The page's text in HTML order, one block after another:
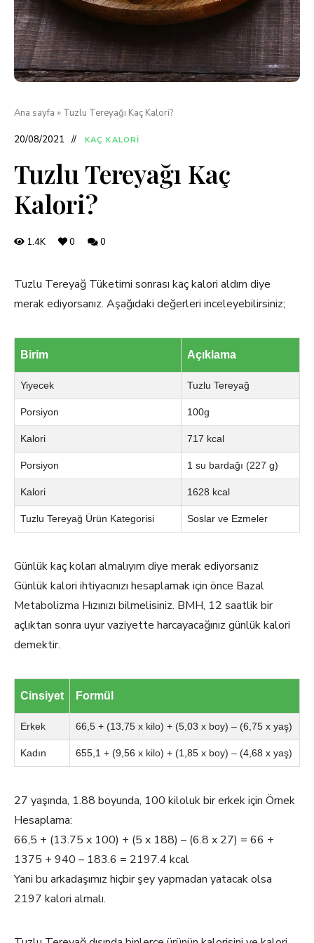
Ana sayfa » Tuzlu Tereyağı Kaç Kalori?
20/08/2021 KAÇ KALORI
Tuzlu Tereyağı Kaç
Kalori?
1.4K 0 0
Tuzlu Tereyağ Tüketimi sonrası kaç kalori aldım diye
merak ediyorsanız. Aşağıdaki değerleri inceleyebilirsiniz;
Birim Açıklama
Yiyecek Tuzlu Tereyağ
Porsiyon 100g
Kalori 717 kcal
Porsiyon 1 su bardağı (227 g)
Kalori 1628 kcal
Tuzlu Tereyağ Ürün Kategorisi Soslar ve Ezmeler
Günlük kaç koları almalıyım diye merak ediyorsanız
Günlük kalori ihtiyacınızı hesaplamak için önce Bazal
Metabolizma Hızınızı bilmelisiniz. BMH, 12 saatlik bir
açlıktan sonra uyur vaziyette harcayacağınız günlük kalori
demektir.
Cinsiyet Formül
Erkek 66,5 + (13,75 x kilo) + (5,03 x boy) – (6,75 x yaş)
Kadın 655,1 + (9,56 x kilo) + (1,85 x boy) – (4,68 x yaş)
27 yaşında, 1.88 boyunda, 100 kiloluk bir erkek için Örnek
Hesaplama:
66,5 + (13.75 x 100) + (5 x 188) – (6.8 x 27) = 66 +
1375 + 940 – 183.6 = 2197.4 kcal
Yani bu arkadaşımız hiçbir şey yapmadan yatacak olsa
2197 kalori almalı.